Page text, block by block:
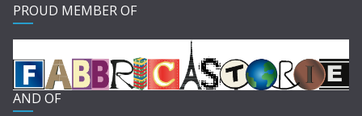
PROUD MEMBER OF
AND OF